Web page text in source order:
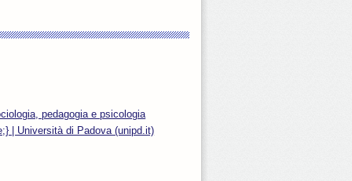
pedagogia e psicologia
| Università di Padova (unipd.it)